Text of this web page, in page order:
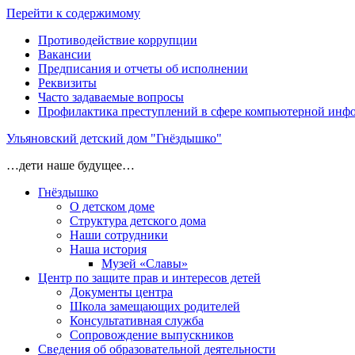
Перейти к содержимому
Противодействие коррупции
Вакансии
Предписания и отчеты об исполнении
Реквизиты
Часто задаваемые вопросы
Профилактика преступлений в сфере компьютерной
Ульяновский детский дом "Гнёздышко"
…дети наше будущее…
Гнёздышко
О детском доме
Структура детского дома
Наши сотрудники
Наша история
Музей «Славы»
Центр по защите прав и интересов детей
Документы центра
Школа замещающих родителей
Консультативная служба
Сопровождение выпускников
Сведения об образовательной деятельности